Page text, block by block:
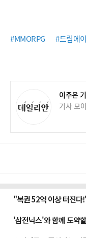
#MMORPG #드림에
이주은
기사 모